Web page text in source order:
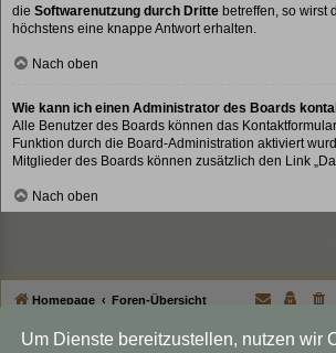
Um Dienste bereitzustellen, nutzen wir
die Softwarenutzung durch Dritte betreffen, so wirst
höchstens eine knappe Antwort erhalten.
Nach oben
Wie kann ich einen Administrator des Boards
Alle Benutzer des Boards können das
Funktion durch die Board-Administration aktiviert
Mitglieder des Boards können zusätzlich den Link
Nach oben
Homepage Foren-Übersicht
Viewlegend Icon-Legende